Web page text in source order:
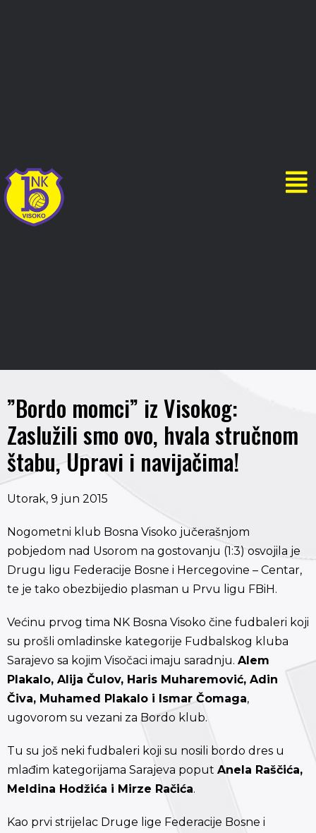
”Bordo momci” iz Visokog:
Zaslužili smo ovo, hvala stručnom
štabu, Upravi i navijačima!
Utorak, 9 jun 2015
Nogometni klub Bosna Visoko jučerašnjom
pobjedom nad Usorom na gostovanju (1:3) osvojila je
Drugu ligu Federacije Bosne i Hercegovine – Centar,
te je tako obezbijedio plasman u Prvu ligu FBiH.
Većinu prvog tima NK Bosna Visoko čine fudbaleri koji
su prošli omladinske kategorije Fudbalskog kluba
Sarajevo sa kojim Visočaci imaju saradnju. Alem
Plakalo, Alija Čulov, Haris Muharemović, Adin
Čiva, Muhamed Plakalo i Ismar Čomaga,
ugovorom su vezani za Bordo klub.
Tu su još neki fudbaleri koji su nosili bordo dres u
mlađim kategorijama Sarajeva poput Anela Raščića,
Meldina Hodžića i Mirze Račića.
Kao prvi strijelac Druge lige Federacije Bosne i